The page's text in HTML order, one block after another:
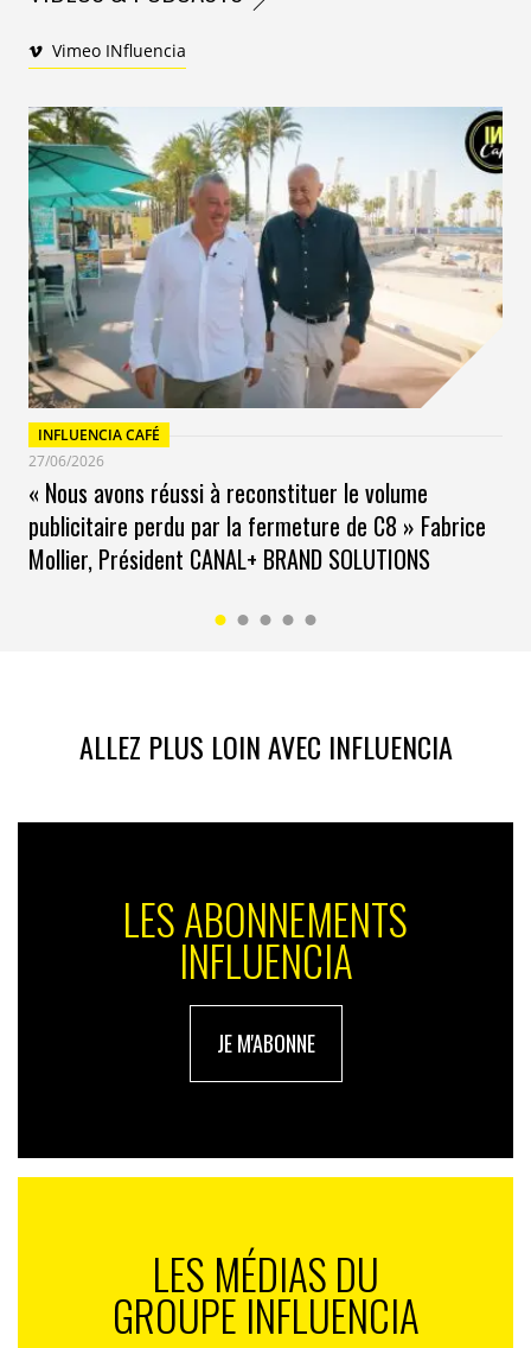
Vimeo INfluencia
INFLUENCIA CAFÉ
27/06/2026
« Nous avons réussi à reconstituer le volume
publicitaire perdu par la fermeture de C8 » Fabrice
Mollier, Président CANAL+ BRAND SOLUTIONS
ALLEZ PLUS LOIN AVEC INFLUENCIA
LES ABONNEMENTS
INFLUENCIA
JE M'ABONNE
LES MÉDIAS DU
GROUPE INFLUENCIA